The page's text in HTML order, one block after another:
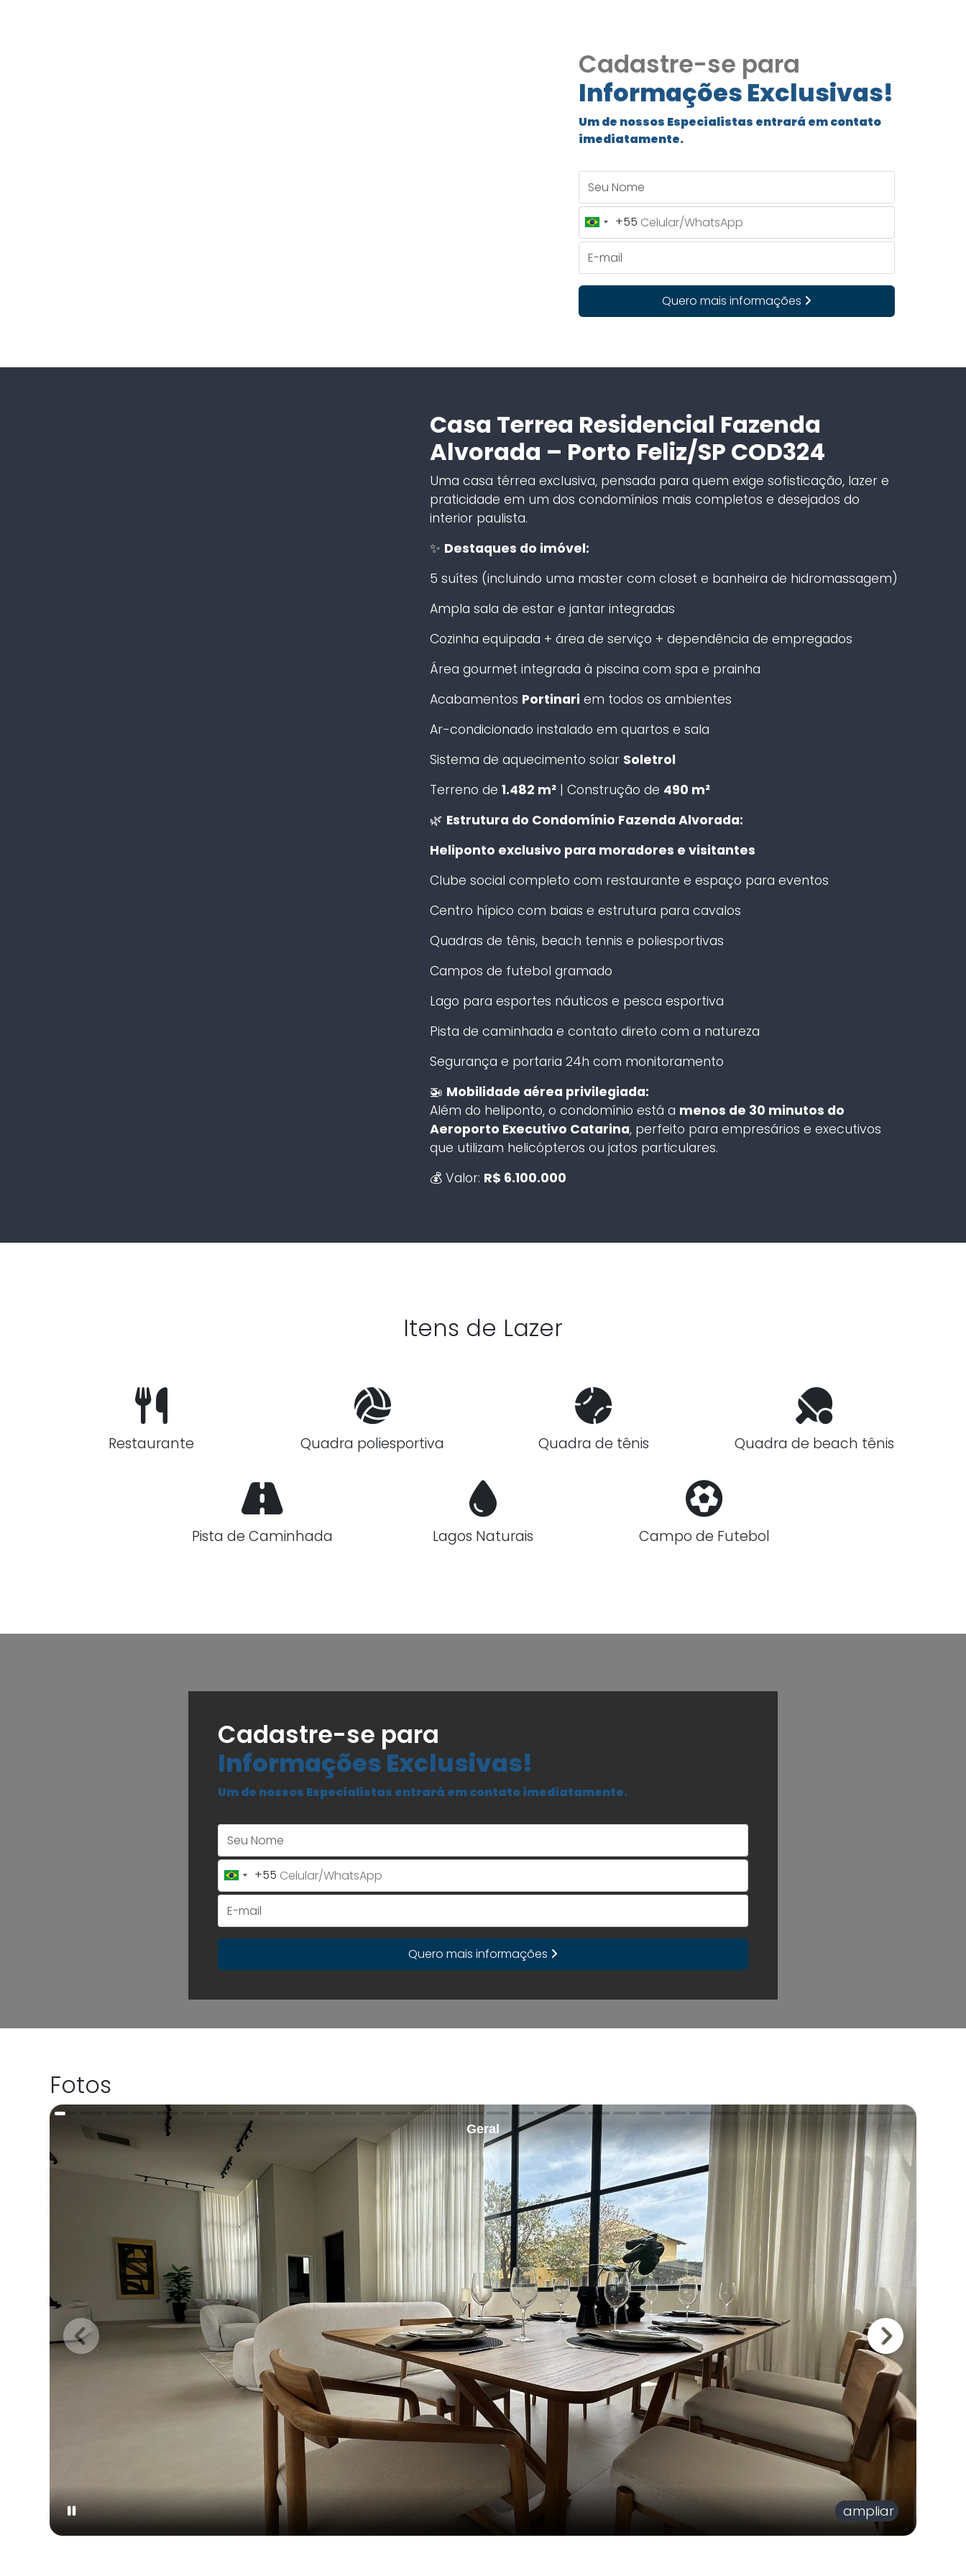
Cadastre-se para
Informações Exclusivas!
Um de nossos Especialistas entrará em contato
imediatamente.
Brazil
+55
+55
Quero mais informações
Casa Terrea Residencial Fazenda
Alvorada – Porto Feliz/SP COD324
Uma casa térrea exclusiva, pensada para quem exige sofisticação, lazer e
praticidade em um dos condomínios mais completos e desejados do
interior paulista.
✨ Destaques do imóvel:
5 suítes (incluindo uma master com closet e banheira de hidromassagem)
Ampla sala de estar e jantar integradas
Cozinha equipada + área de serviço + dependência de empregados
Área gourmet integrada à piscina com spa e prainha
Acabamentos Portinari em todos os ambientes
Ar-condicionado instalado em quartos e sala
Sistema de aquecimento solar Soletrol
Terreno de 1.482 m²| Construção de 490 m²
🌿 Estrutura do Condomínio Fazenda Alvorada:
Heliponto exclusivo para moradores e visitantes
Clube social completo com restaurante e espaço para eventos
Centro hípico com baias e estrutura para cavalos
Quadras de tênis, beach tennis e poliesportivas
Campos de futebol gramado
Lago para esportes náuticos e pesca esportiva
Pista de caminhada e contato direto com a natureza
Segurança e portaria 24h com monitoramento
🚁 Mobilidade aérea privilegiada:
Além do heliponto, o condomínio está a menos de 30 minutos do
Aeroporto Executivo Catarina, perfeito para empresários e executivos
que utilizam helicópteros ou jatos particulares.
💰 Valor: R$ 6.100.000
Itens de Lazer
Restaurante Quadra poliesportiva Quadra de tênis Quadra de beach tênis
Pista de Caminhada Lagos Naturais Campo de Futebol
Cadastre-se para
Informações Exclusivas!
Um de nossos Especialistas entrará em contato imediatamente.
Brazil
+55
+55
Quero mais informações
Fotos
Geral
ampliar